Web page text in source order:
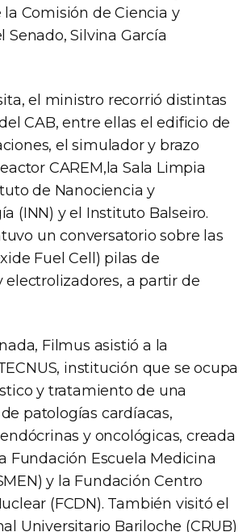
Comisión de Ciencia y
Senado, Silvina García
el ministro recorrió distintas
CAB, entre ellas el edificio de
el simulador y brazo
CAREM,la Sala Limpia
de Nanociencia y
(INN) y el Instituto Balseiro.
un conversatorio sobre las
Fuel Cell) pilas de
a partir de
Filmus asistió a la
institución que se ocupa
y tratamiento de una
patologías cardíacas,
y oncológicas, creada
Fundación Escuela Medicina
y la Fundación Centro
(FCDN). También visitó el
Universitario Bariloche (CRUB)